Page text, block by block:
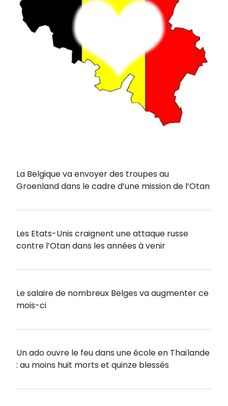
La Belgique va envoyer des troupes au
Groenland dans le cadre d’une mission de l’Otan
Les Etats-Unis craignent une attaque russe
contre l’Otan dans les années à venir
Le salaire de nombreux Belges va augmenter ce
mois-ci
Un ado ouvre le feu dans une école en Thaïlande
: au moins huit morts et quinze blessés